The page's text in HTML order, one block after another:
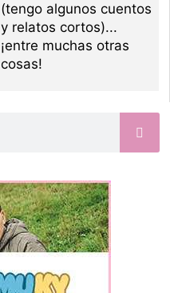
(tengo algunos cuentos
y relatos cortos)...
¡entre muchas otras
cosas!